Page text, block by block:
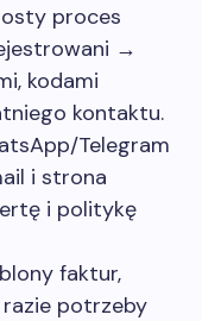
proces
→
kodami
kontaktu.
Telegram
i strona
i politykę
faktur,
potrzeby